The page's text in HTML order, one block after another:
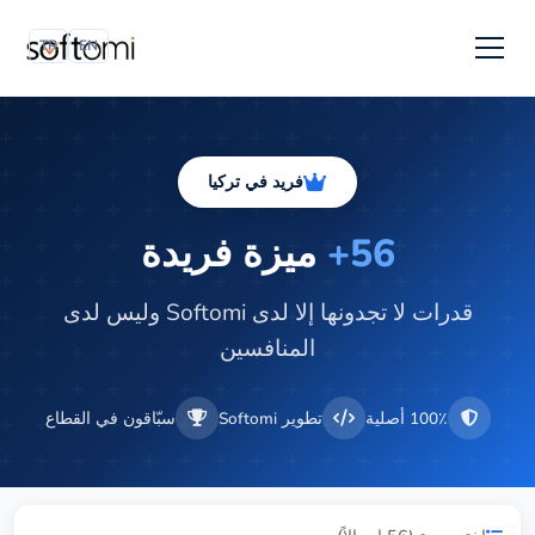
TR EN
فريد في تركيا
56+ ميزة فريدة
قدرات لا تجدونها إلا لدى Softomi وليس لدى
المنافسين
100٪ أصلية تطوير Softomi سبّاقون في القطاع